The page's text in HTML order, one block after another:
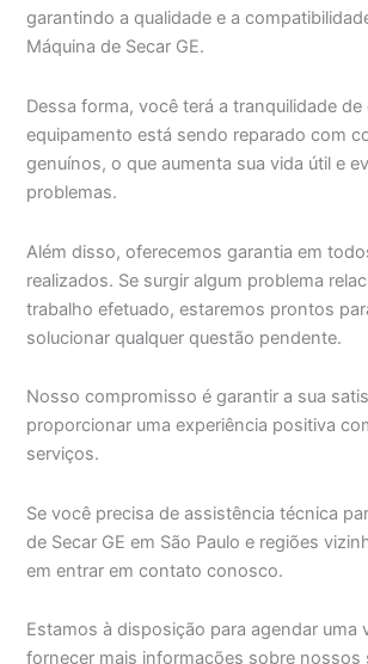
garantindo a qualidade e a
Máquina de Secar GE.
Dessa forma, você terá a tranquilidade de
equipamento está sendo reparado com
genuínos, o que aumenta sua vida útil e
problemas.
Além disso, oferecemos garantia em
realizados. Se surgir algum problema
trabalho efetuado, estaremos prontos
solucionar qualquer questão pendente.
Nosso compromisso é garantir a sua
proporcionar uma experiência positiva
serviços.
Se você precisa de assistência técnica
de Secar GE em São Paulo e regiões
em entrar em contato conosco.
Estamos à disposição para agendar uma
fornecer mais informações sobre nossos